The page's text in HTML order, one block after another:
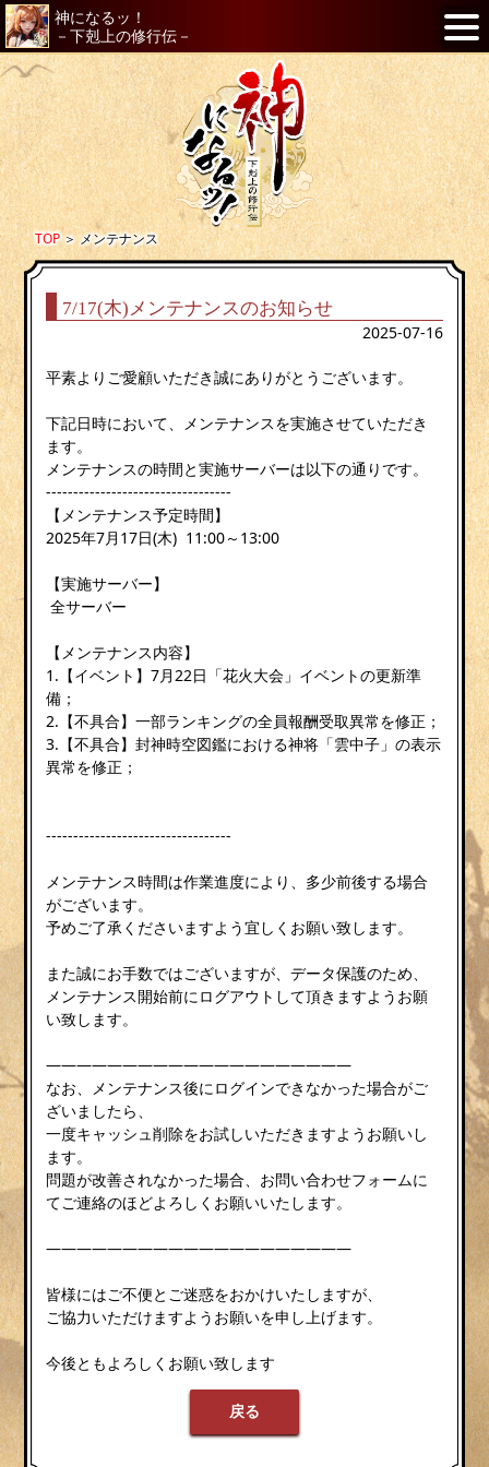
神になるッ！
－下剋上の修行伝－
TOP＞メンテナンス
7/17(木)メンテナンスのお知らせ
2025-07-16
平素よりご愛顧いただき誠にありがとうございます。
下記日時において、メンテナンスを実施させていただき
ます。
メンテナンスの時間と実施サーバーは以下の通りです。
----------------------------------
【メンテナンス予定時間】
2025年7月17日(木) 11:00～13:00
【実施サーバー】
全サーバー
【メンテナンス内容】
1.【イベント】7月22日「花火大会」イベントの更新準
備；
2.【不具合】一部ランキングの全員報酬受取異常を修正；
3.【不具合】封神時空図鑑における神将「雲中子」の表示
異常を修正；
----------------------------------
メンテナンス時間は作業進度により、多少前後する場合
がございます。
予めご了承くださいますよう宜しくお願い致します。
また誠にお手数ではございますが、データ保護のため、
メンテナンス開始前にログアウトして頂きますようお願
い致します。
————————————————————
なお、メンテナンス後にログインできなかった場合がご
ざいましたら、
一度キャッシュ削除をお試しいただきますようお願いし
ます。
問題が改善されなかった場合、お問い合わせフォームに
てご連絡のほどよろしくお願いいたします。
————————————————————
皆様にはご不便とご迷惑をおかけいたしますが、
ご協力いただけますようお願いを申し上げます。
今後ともよろしくお願い致します
戻る